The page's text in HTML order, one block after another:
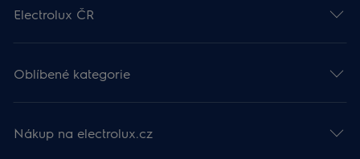
Electrolux ČR
Oblíbené kategorie
Nákup na electrolux.cz